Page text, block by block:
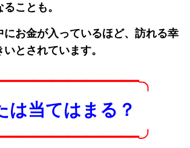
ことも。
にお金が入っているほど、訪れる幸
とされています。
は当てはまる？